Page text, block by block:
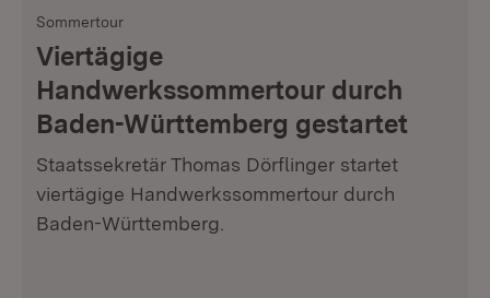
Sommertour
Viertägige
Handwerkssommertour durch
Baden-Württemberg gestartet
Staatssekretär Thomas Dörflinger startet
viertägige Handwerkssommertour durch
Baden-Württemberg.